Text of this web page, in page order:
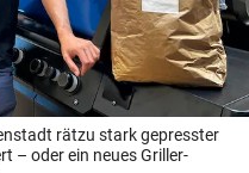
rätzu stark gepresster
– oder ein neues Griller-